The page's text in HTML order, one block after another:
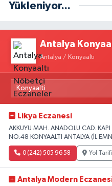
Yükleniyor...
Antalya
Antalya / Konyaaltı
Likya Eczanesi
AKKUYU MAH. ANADOLU CAD.
NO:48 KONYAALTI ANTALYA (İL
0 (242) 505 96 58 Yol Tarifi
Antalya Modern